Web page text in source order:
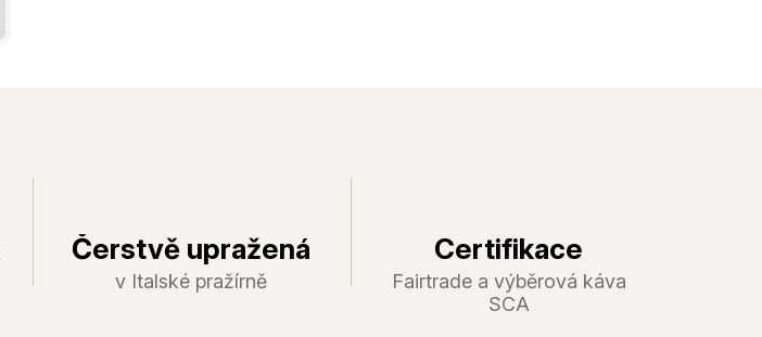
Čerstvě upražená
v Italské pražírně
Certifikace
Fairtrade a výběrová káva
SCA